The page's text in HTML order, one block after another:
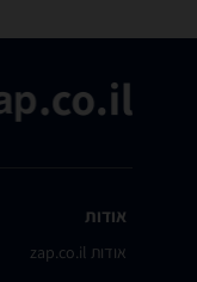
אודות
אודות zap.co.il